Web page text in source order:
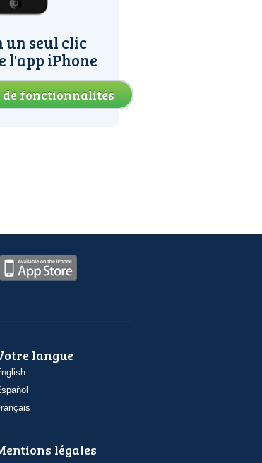
un seul clic
l'app iPhone
fonctionnalités
langue
légales